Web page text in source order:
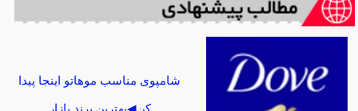
شامپوی مناسب موهاتو اینجا پیدا
کن◀بهترین برند بازار